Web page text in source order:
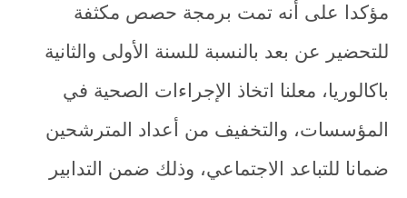
مؤكدا على أنه تمت برمجة حصص مكثفة
للتحضير عن بعد بالنسبة للسنة الأولى والثانية
باكالوريا، معلنا اتخاذ الإجراءات الصحية في
المؤسسات، والتخفيف من أعداد المترشحين
ضمانا للتباعد الاجتماعي، وذلك ضمن التدابير